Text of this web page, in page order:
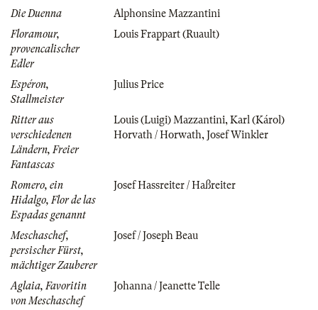
Die Duenna
Alphonsine Mazzantini
Floramour,
provencalischer
Edler
Louis Frappart (Ruault)
Espéron,
Stallmeister
Julius Price
Ritter aus
verschiedenen
Ländern, Freier
Fantascas
Louis (Luigi) Mazzantini,Karl (Károl)
Horvath / Horwath,Josef Winkler
Romero, ein
Hidalgo, Flor de las
Espadas genannt
Josef Hassreiter / Haßreiter
Meschaschef,
persischer Fürst,
mächtiger Zauberer
Josef / Joseph Beau
Aglaia, Favoritin
von Meschaschef
Johanna / Jeanette Telle